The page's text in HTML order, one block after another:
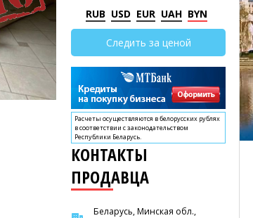
RUB USD EUR UAH BYN
Следить за ценой
Расчеты осуществляются в белорусских рублях
в соответствии с законодательством
Республики Беларусь.
КОНТАКТЫ
ПРОДАВЦА
Беларусь, Минская обл.,